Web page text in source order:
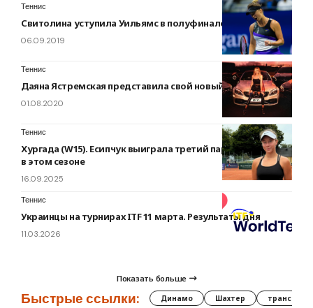
Теннис
Свитолина уступила Уильямс в полуфинале US Open
06.09.2019
Теннис
Даяна Ястремская представила свой новый трек (ВИДЕО)
01.08.2020
Теннис
Хургада (W15). Есипчук выиграла третий парный титул ITF
в этом сезоне
16.09.2025
Теннис
Украинцы на турнирах ITF 11 марта. Результаты дня
11.03.2026
Показать больше
Быстрые ссылки: Динамо Шахтер трансферы